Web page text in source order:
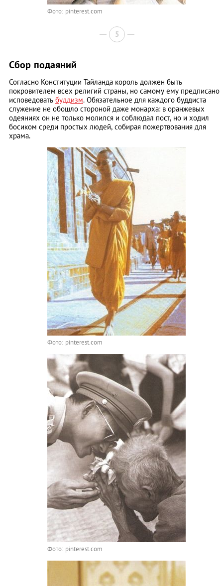
Фото: pinterest.com
5
Сбор подаяний
Согласно Конституции Тайланда король должен быть
покровителем всех религий страны, но самому ему предписано
исповедовать буддизм. Обязательное для каждого буддиста
служение не обошло стороной даже монарха: в оранжевых
одеяниях он не только молился и соблюдал пост, но и ходил
босиком среди простых людей, собирая пожертвования для
храма.
Фото: pinterest.com
Фото: pinterest.com